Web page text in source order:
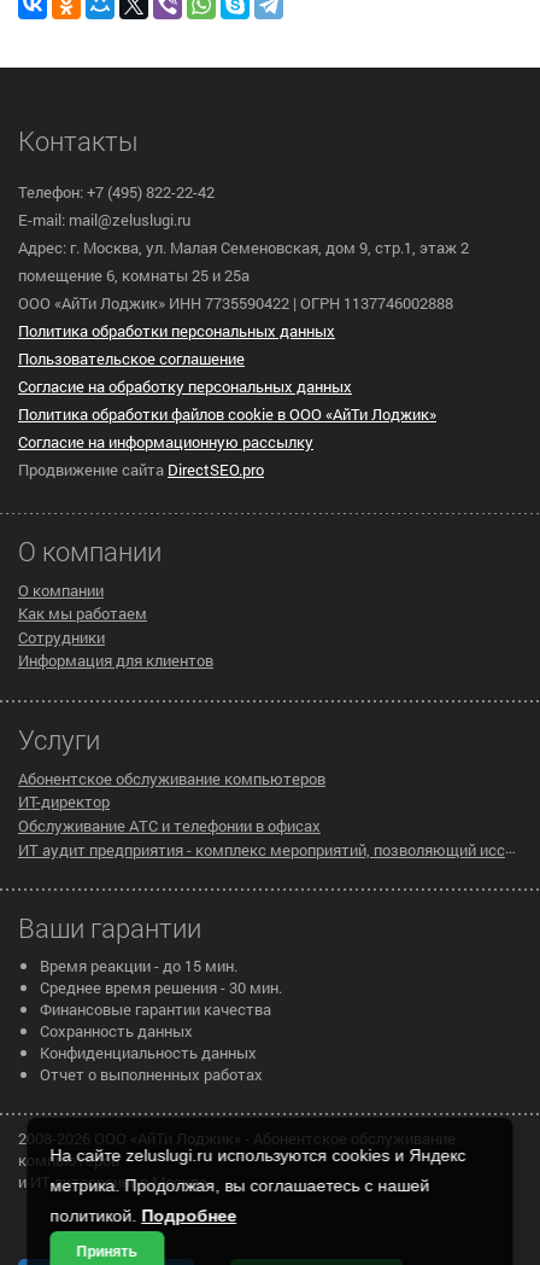
Контакты
Телефон: +7 (495) 822-22-42
E-mail: mail@zeluslugi.ru
Адрес: г. Москва, ул. Малая Семеновская, дом 9, стр.1, этаж 2
помещение 6, комнаты 25 и 25а
ООО «АйТи Лоджик» ИНН 7735590422 | ОГРН 1137746002888
Политика обработки персональных данных
Пользовательское cоглашение
Согласие на обработку персональных данных
Политика обработки файлов cookie в ООО «АйТи Лоджик»
Согласие на информационную рассылку
Продвижение сайта DirectSEO.pro
О компании
О компании
Как мы работаем
Сотрудники
Информация для клиентов
Услуги
Абонентское обслуживание компьютеров
ИТ-директор
Обслуживание АТС и телефонии в офисах
ИТ аудит предприятия - комплекс мероприятий, позволяющий исследовать существующую инфраструктуру компании на предмет эффективности ее работы
Ваши гарантии
Время реакции - до 15 мин.
Среднее время решения - 30 мин.
Финансовые гарантии качества
Сохранность данных
Конфиденциальность данных
Отчет о выполненных работах
2008-2026 ООО «АйТи Лоджик» - Абонентское обслуживание
компьютеров
и ИТ аутсорсинг в Москве
На сайте zeluslugi.ru используются cookies и Яндекс
метрика. Продолжая, вы соглашаетесь с нашей
политикой. Подробнее
Принять